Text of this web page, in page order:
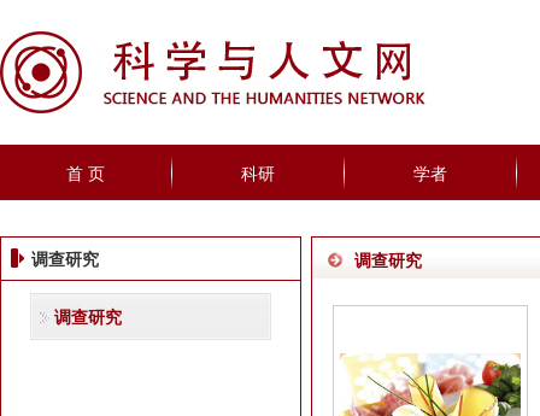
首 页 科研 学者
调查研究
调查研究
调查研究